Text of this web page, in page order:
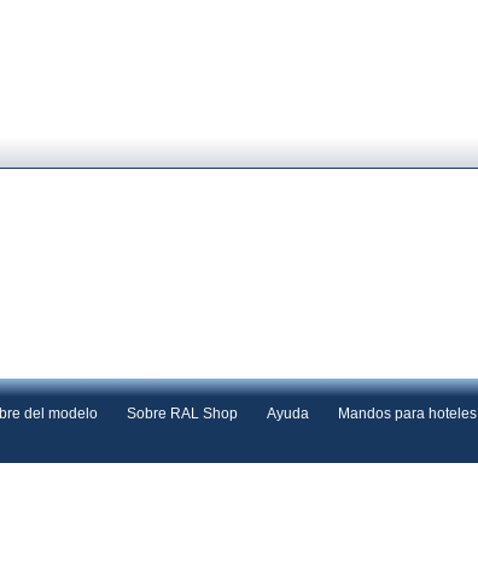
del modelo Sobre RAL Shop Ayuda Mandos para hoteles